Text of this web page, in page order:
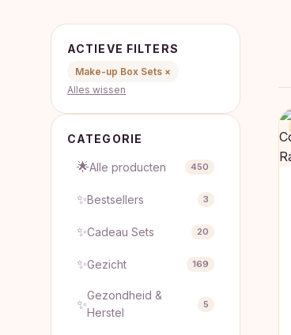
ACTIEVE FILTERS
Make-up Box Sets ×
Alles wissen
CATEGORIE
🌟Alle producten 450
✨Bestsellers 3
✨Cadeau Sets 20
✨Gezicht 169
✨
Gezondheid &
Herstel
5